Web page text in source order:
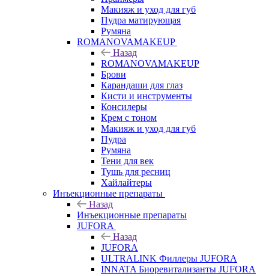
Макияж и уход для губ
Пудра матирующая
Румяна
ROMANOVAMAKEUP
Назад
ROMANOVAMAKEUP
Брови
Карандаши для глаз
Кисти и инструменты
Консилеры
Крем с тоном
Макияж и уход для губ
Пудра
Румяна
Тени для век
Тушь для ресниц
Хайлайтеры
Инъекционные препараты
Назад
Инъекционные препараты
JUFORA
Назад
JUFORA
ULTRALINK Филлеры JUFORA
INNATA Биоревитализанты JUFORA